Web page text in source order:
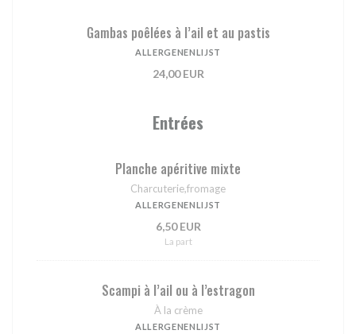
Gambas poêlées à l’ail et au pastis
ALLERGENENLIJST
24,00 EUR
Entrées
Planche apéritive mixte
Charcuterie,fromage
ALLERGENENLIJST
6,50 EUR
La part
Scampi à l’ail ou à l’estragon
À la crème
ALLERGENENLIJST